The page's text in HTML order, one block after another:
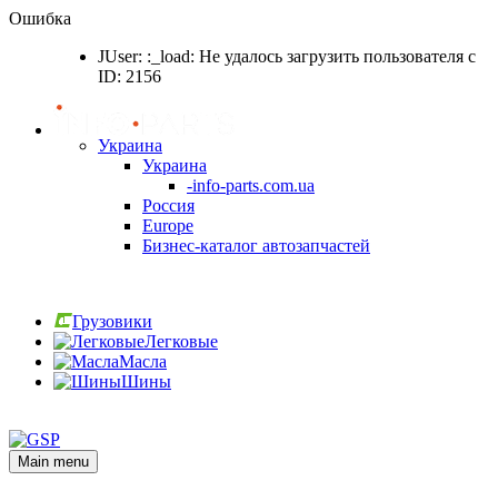
Ошибка
JUser: :_load: Не удалось загрузить пользователя с
ID: 2156
Украина
Украина
-info-parts.com.ua
Россия
Europe
Бизнес-каталог автозапчастей
Грузовики
Легковые
Масла
Шины
Main menu